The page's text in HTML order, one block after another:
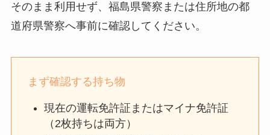
そのまま利用せず、福島県警察または住所地の都
道府県警察へ事前に確認してください。
まず確認する持ち物
現在の運転免許証またはマイナ免許証
（2枚持ちは両方）